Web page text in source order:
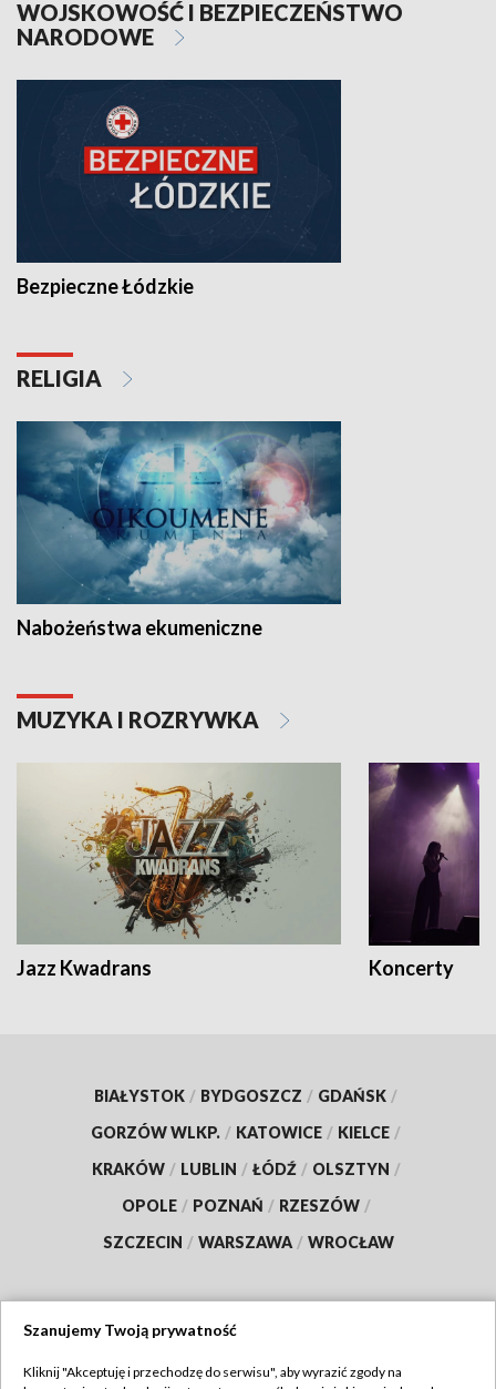
WOJSKOWOŚĆ I BEZPIECZEŃSTWO
NARODOWE
Bezpieczne Łódzkie
RELIGIA
Nabożeństwa ekumeniczne
MUZYKA I ROZRYWKA
Jazz Kwadrans Koncerty
BIAŁYSTOK / BYDGOSZCZ / GDAŃSK /
GORZÓW WLKP. / KATOWICE / KIELCE /
KRAKÓW / LUBLIN / ŁÓDŹ / OLSZTYN /
OPOLE / POZNAŃ / RZESZÓW /
SZCZECIN / WARSZAWA / WROCŁAW
Szanujemy Twoją prywatność
Kliknij "Akceptuję i przechodzę do serwisu", aby wyrazić zgody na